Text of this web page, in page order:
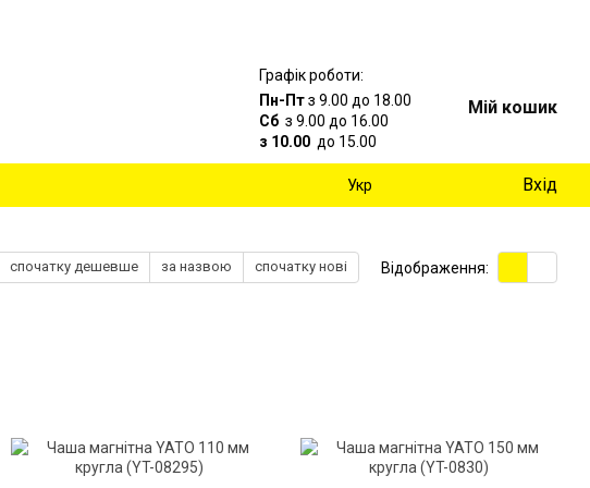
Графік роботи:
Пн-Птз 9.00 до 18.00
Сб з 9.00 до 16.00
з 10.00 до 15.00
Мій кошик
Укр Вхід
спочатку дешевше за назвою спочатку нові Відображення: